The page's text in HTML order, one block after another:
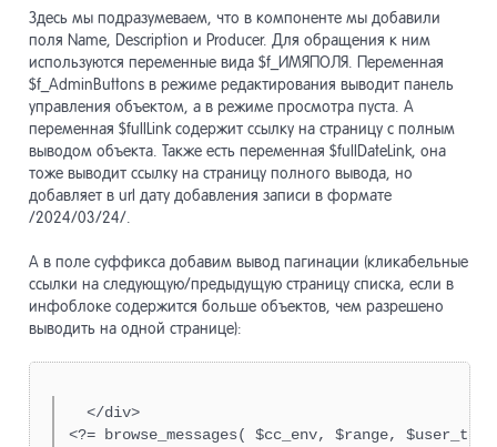
Здесь мы подразумеваем, что в компоненте мы добавили
поля Name, Description и Producer. Для обращения к ним
используются переменные вида $f_ИМЯПОЛЯ. Переменная
$f_AdminButtons в режиме редактирования выводит панель
управления объектом, а в режиме просмотра пуста. А
переменная $fullLink содержит ссылку на страницу с полным
выводом объекта. Также есть переменная $fullDateLink, она
тоже выводит ссылку на страницу полного вывода, но
добавляет в url дату добавления записи в формате
/2024/03/24/.
А в поле суффикса добавим вывод пагинации (кликабельные
ссылки на следующую/предыдущую страницу списка, если в
инфоблоке содержится больше объектов, чем разрешено
выводить на одной странице):
</div>
<?= browse_messages( $cc_env, $range,